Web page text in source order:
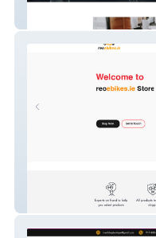
Gardizi Group
reoebikes.ie store